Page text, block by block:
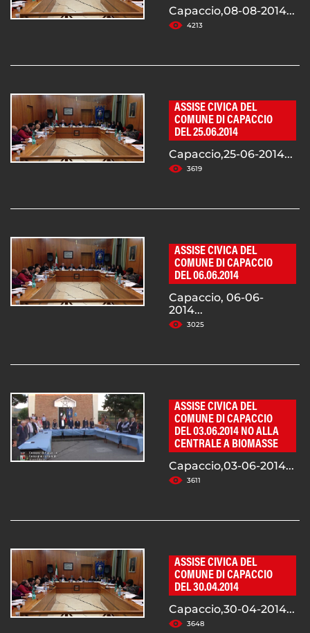
Capaccio,08-08-2014...
4213
ASSISE CIVICA DEL
COMUNE DI CAPACCIO
DEL 25.06.2014
Capaccio,25-06-2014...
3619
ASSISE CIVICA DEL
COMUNE DI CAPACCIO
DEL 06.06.2014
Capaccio, 06-06-
2014...
3025
ASSISE CIVICA DEL
COMUNE DI CAPACCIO
DEL 03.06.2014 NO ALLA
CENTRALE A BIOMASSE
Capaccio,03-06-2014...
3611
ASSISE CIVICA DEL
COMUNE DI CAPACCIO
DEL 30.04.2014
Capaccio,30-04-2014...
3648